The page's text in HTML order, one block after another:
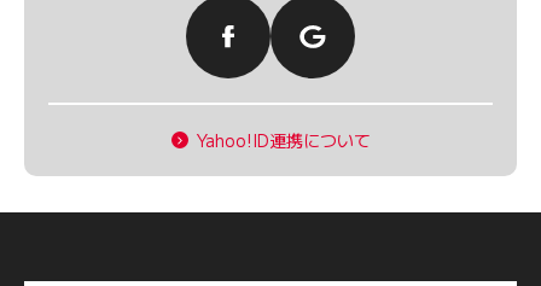
Yahoo!ID連携について